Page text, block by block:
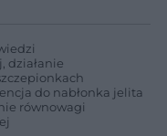
działanie
do nabłonka jelita
równowagi